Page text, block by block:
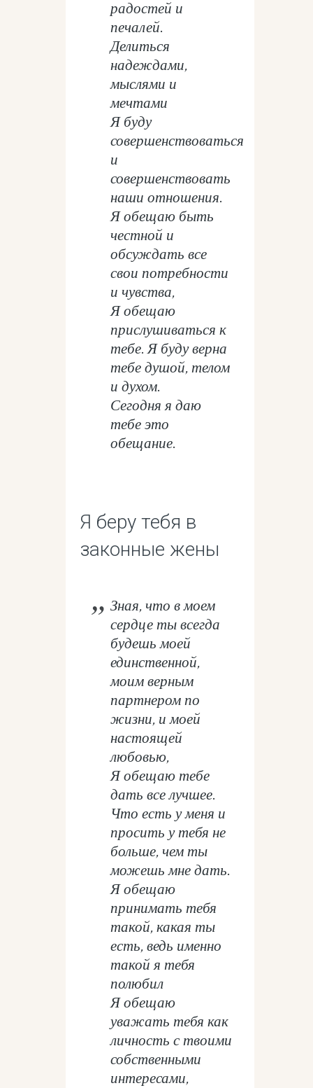
радостей и
печалей.
Делиться
надеждами,
мыслями и
мечтами
Я буду
совершенствоваться
и
совершенствовать
наши отношения.
Я обещаю быть
честной и
обсуждать все
свои потребности
и чувства,
Я обещаю
прислушиваться к
тебе. Я буду верна
тебе душой, телом
и духом.
Сегодня я даю
тебе это
обещание.
Я беру тебя в
законные жены
Зная, что в моем
сердце ты всегда
будешь моей
единственной,
моим верным
партнером по
жизни, и моей
настоящей
любовью,
Я обещаю тебе
дать все лучшее.
Что есть у меня и
просить у тебя не
больше, чем ты
можешь мне дать.
Я обещаю
принимать тебя
такой, какая ты
есть, ведь именно
такой я тебя
полюбил
Я обещаю
уважать тебя как
личность с твоими
собственными
интересами,